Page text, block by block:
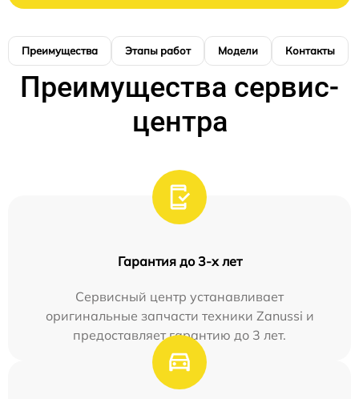
Преимущества Этапы работ Модели Контакты
Преимущества сервис-
центра
Гарантия до 3-х лет
Сервисный центр устанавливает
оригинальные запчасти техники Zanussi и
предоставляет гарантию до 3 лет.